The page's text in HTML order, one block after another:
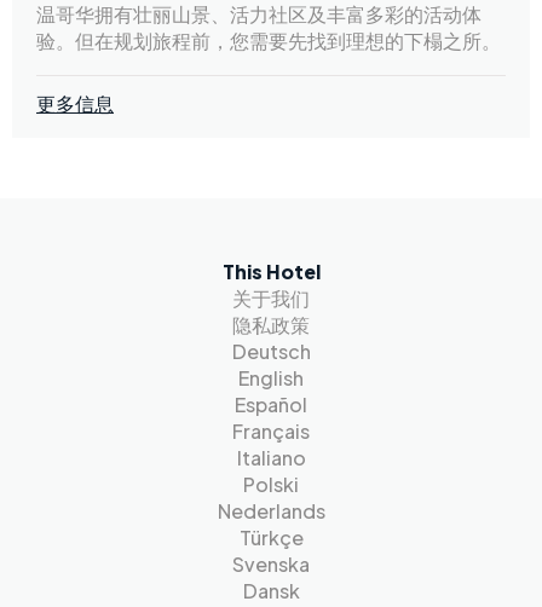
温哥华拥有壮丽山景、活力社区及丰富多彩的活动体
验。但在规划旅程前，您需要先找到理想的下榻之所。
更多信息
This Hotel
关于我们
隐私政策
Deutsch
English
Español
Français
Italiano
Polski
Nederlands
Türkçe
Svenska
Dansk